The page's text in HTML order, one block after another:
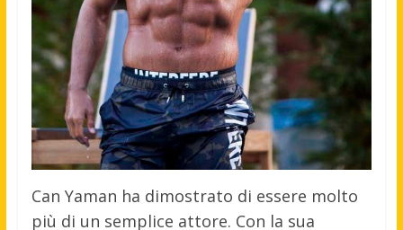
Can Yaman ha dimostrato di essere molto
più di un semplice attore. Con la sua